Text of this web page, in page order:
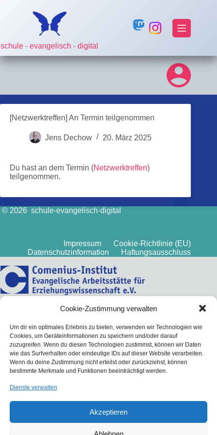
Cookie-Zustimmung verwalten
Um dir ein optimales Erlebnis zu bieten, verwenden wir Technologien wie
Cookies, um Geräteinformationen zu speichern und/oder darauf
zuzugreifen. Wenn du diesen Technologien zustimmst, können wir Daten
wie das Surfverhalten oder eindeutige IDs auf dieser Website verarbeiten.
Wenn du deine Zustimmung nicht erteilst oder zurückziehst, können
bestimmte Merkmale und Funktionen beeinträchtigt werden.
Dienste verwalten
Akzeptieren
schule - evangelisch - digital
[Netzwerktreffen] An Termin teilgenommen
Jens Dechow 20. März 2025
Du hast an dem Termin (Netzwerktreffen)
teilgenommen.
© 2026 schule-evangelisch-digital
Impressum
Cookie-Richtlinie (EU)
Datenschutzinformation
Haftungsausschluss